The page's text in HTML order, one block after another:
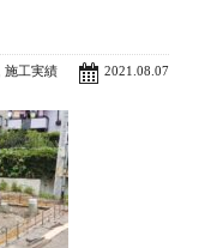
2021.08.07
施工実績